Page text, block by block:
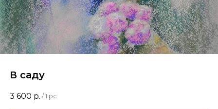
В саду
3 600 р. / 1 pc